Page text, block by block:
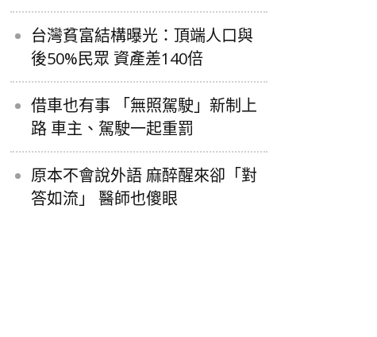
台灣貧富結構曝光：頂端人口與
後50%民眾 資產差140倍
借車也有事 「無照駕駛」新制上
路 車主、駕駛一起重罰
原本不會說外語 麻醉醒來卻「對
答如流」 醫師也傻眼